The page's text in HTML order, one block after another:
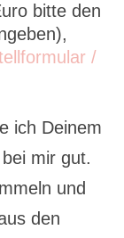
bitte den
/
ich Deinem
mir gut.
und
den